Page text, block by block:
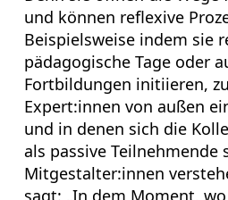
und können reflexive
Beispielsweise indem sie
pädagogische Tage oder
Fortbildungen initiieren,
Expert:innen von außen
und in denen sich die
als passive Teilnehmende
Mitgestalter:innen
sagt: „In dem Moment,